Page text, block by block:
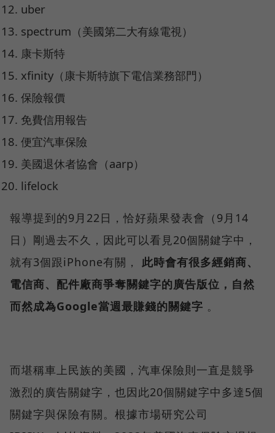
uber
spectrum（美國第二大有線電視）
康卡斯特
xfinity（康卡斯特旗下電信業務部門）
保險報價
免費信用報告
便宜汽車保險
美國退休者協會（aarp）
lifelock
報導提到的9月22日，恰好蘋果發表會（9月14
日）剛過去不久，因此可以看見20個關鍵字中，
就有3個跟iPhone有關， 此時會有很多經銷商、
電信商、配件廠商爭奪關鍵字的廣告版位，自然
而然成為Google當週最賺錢的關鍵字 。
而堪稱車上民族的美國，汽車保險則一直是競爭
激烈的廣告關鍵字，也因此20個關鍵字中多達5個
關鍵字與保險有關。根據市場研究公司